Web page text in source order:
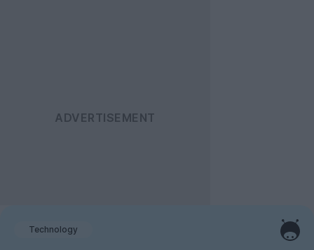
Technology